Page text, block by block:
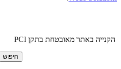
הקנייה באתר מאובטחת בתקן PCI
חיפוש